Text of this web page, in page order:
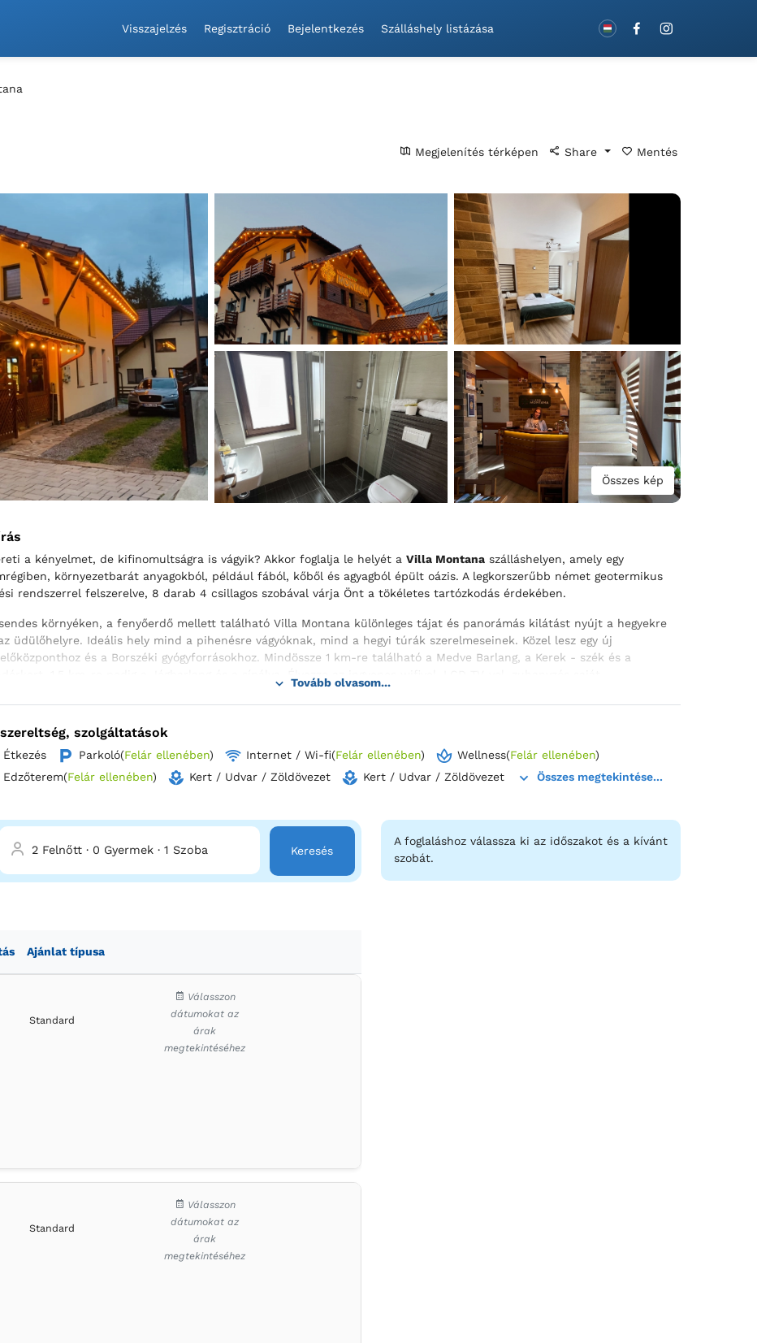
Visszajelzés
Regisztráció Bejelentkezés Szálláshely listázása
Megjelenítés térképen Share Mentés
Összes kép
a kényelmet, de kifinomultságra is vágyik? Akkor foglalja le helyét a Villa Montana szálláshelyen, amely egy
környezetbarát anyagokból, például fából, kőből és agyagból épült oázis. A legkorszerűbb német geotermikus
rendszerrel felszerelve, 8 darab 4 csillagos szobával várja Önt a tökéletes tartózkodás érdekében.
környéken, a fenyőerdő mellett található Villa Montana különleges tájat és panorámás kilátást nyújt a hegyekre
üdülőhelyre. Ideális hely mind a pihenésre vágyóknak, mind a hegyi túrák szerelmeseinek. Közel lesz egy új
és a Borszéki gyógyforrásokhoz. Mindössze 1 km-re található a Medve Barlang, a Kerek - szék és a
hajszárítóval, hűtőszekrénnyel, széffel és íróasztallal felszerelt szobákat. A teljesen felszerelt konyhához
megközelíthető) való hozzáféréssel, ingyenes parkolóval, kerttel és zöldterülettel, valamint szabadtéri főzési
minden kényelemben része lesz.
most, és élvezze a helyi termékekből készült kontinentális reggelit, személyre szabott szolgáltatások kíséretében. A
Montana egy autentikus élménnyel várja Önt a természet lágy ölén!
Tovább olvasom...
szolgáltatások
Étkezés Parkoló(Felár ellenében) Internet / Wi-fi(Felár ellenében) Wellness(Felár ellenében)
Edzőterem(Felár ellenében) Kert / Udvar / Zöldövezet Kert / Udvar / Zöldövezet Összes megtekintése...
2 Felnőtt· 0 Gyermek ·1 Szoba Keresés
Ajánlat típusa
Standard
Válasszon
dátumokat az
árak
megtekintéséhez
Standard
Válasszon
dátumokat az
árak
megtekintéséhez
A foglaláshoz válassza ki az időszakot és a kívánt
szobát.